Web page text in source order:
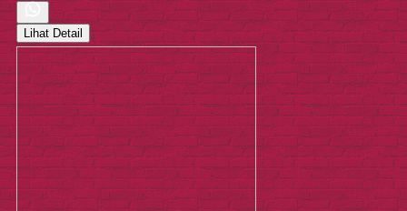
Lihat Detail